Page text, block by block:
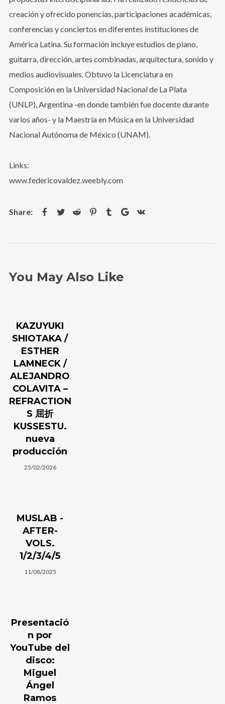
Username or email address
Password*
Remember me
I need to register| Lost your password?
creación y ofrecido ponencias, participaciones académicas,
conferencias y conciertos en diferentes instituciones de
América Latina. Su formación incluye estudios de piano,
guitarra, dirección, artes combinadas, arquitectura, sonido y
medios audiovisuales. Obtuvo la Licenciatura en
Composición en la Universidad Nacional de La Plata
(UNLP), Argentina -en donde también fue docente durante
varios años- y la Maestría en Música en la Universidad
Nacional Autónoma de México (UNAM).
Links:
www.federicovaldez.weebly.com
You May Also Like
KAZUYUKI
SHIOTAKA /
ESTHER
LAMNECK /
ALEJANDRO
COLAVITA –
REFRACTION
S 屈折
KUSSESTU.
nueva
producción
25/02/2026
MUSLAB -
AFTER-
VOLS.
1/2/3/4/5
11/08/2025
Presentació
n por
YouTube del
disco:
Miguel
Ángel
Ramos